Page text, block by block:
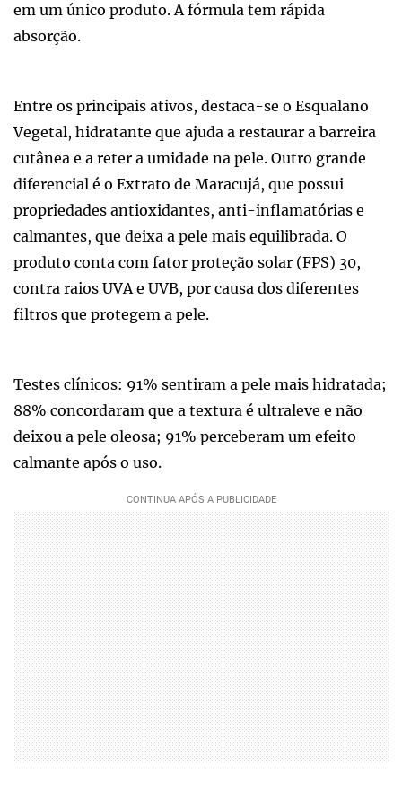
em um único produto. A fórmula tem rápida
absorção.
Entre os principais ativos, destaca-se o Esqualano
Vegetal, hidratante que ajuda a restaurar a barreira
cutânea e a reter a umidade na pele. Outro grande
diferencial é o Extrato de Maracujá, que possui
propriedades antioxidantes, anti-inflamatórias e
calmantes, que deixa a pele mais equilibrada. O
produto conta com fator proteção solar (FPS) 30,
contra raios UVA e UVB, por causa dos diferentes
filtros que protegem a pele.
Testes clínicos: 91% sentiram a pele mais hidratada;
88% concordaram que a textura é ultraleve e não
deixou a pele oleosa; 91% perceberam um efeito
calmante após o uso.